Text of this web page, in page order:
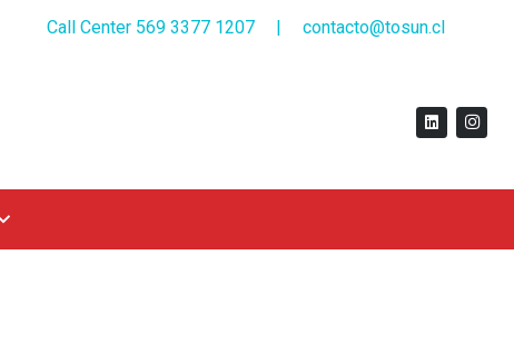
Call Center 569 3377 1207 | contacto@tosun.cl